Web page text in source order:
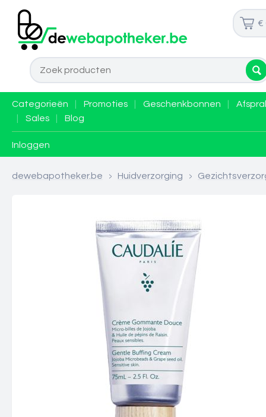
€
Categorieën Promoties Geschenkbonnen
Sales Blog
Inloggen
dewebapotheker.be > Huidverzorging >